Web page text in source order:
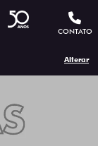
CONTATO
Alterar